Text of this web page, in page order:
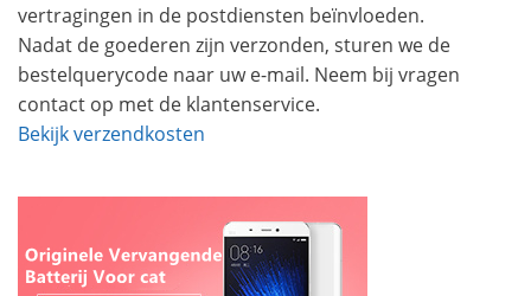
vertragingen in de postdiensten beïnvloeden.
Nadat de goederen zijn verzonden, sturen we de
bestelquerycode naar uw e-mail. Neem bij vragen
contact op met de klantenservice.
Bekijk verzendkosten